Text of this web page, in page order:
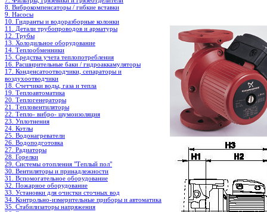
8. Виброкомпенсаторы / гибкие вставки
9. Насосы
10. Гидранты и водоразборные колонки
11. Детали трубопроводов и арматуры
12. Трубы
13. Холодильное oборудование
14. Теплообменники
15. Средства учета теплопотребления
16. Расширительные баки / гидроаккамуляторы
17. Конденсатоотводчики, сепараторы и
воздухоотводчики
18. Счетчики воды, газа и тепла
19. Теплоавтоматика
20. Теплогенераторы
21. Тепловентиляторы
22. Тепло- вибро- шумоизоляция
23. Уплотнения
24. Котлы
25. Водонагреватели
26. Водоподготовка
27. Радиаторы
28. Горелки
29. Системы отопления "Теплый пол"
30. Вентиляторы и принадлежности
31. Вспомогательное оборудование
32. Пожарное оборудование
33. Установки для очистки сточных вод
34. Контрольно-измерительные приборы и автоматика
35. Стабилизаторы напряжения